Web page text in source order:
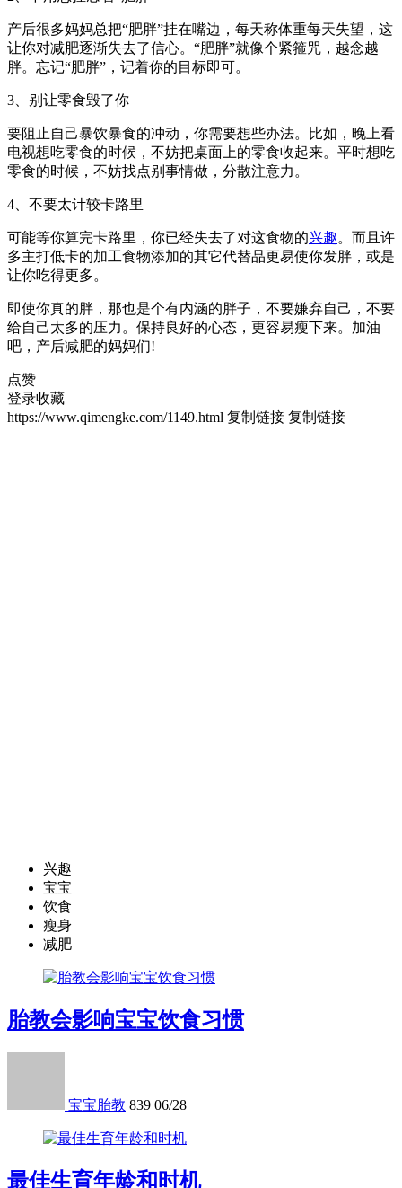
产后很多妈妈总把“肥胖”挂在嘴边，每天称体重每天失望，这
让你对减肥逐渐失去了信心。“肥胖”就像个紧箍咒，越念越
胖。忘记“肥胖”，记着你的目标即可。
3、别让零食毁了你
要阻止自己暴饮暴食的冲动，你需要想些办法。比如，晚上看
电视想吃零食的时候，不妨把桌面上的零食收起来。平时想吃
零食的时候，不妨找点别事情做，分散注意力。
4、不要太计较卡路里
可能等你算完卡路里，你已经失去了对这食物的兴趣。而且许
多主打低卡的加工食物添加的其它代替品更易使你发胖，或是
让你吃得更多。
即使你真的胖，那也是个有内涵的胖子，不要嫌弃自己，不要
给自己太多的压力。保持良好的心态，更容易瘦下来。加油
吧，产后减肥的妈妈们!
点赞
登录收藏
https://www.qimengke.com/1149.html 复制链接 复制链接
兴趣
宝宝
饮食
瘦身
减肥
胎教会影响宝宝饮食习惯
宝宝胎教 839 06/28
最佳生育年龄和时机